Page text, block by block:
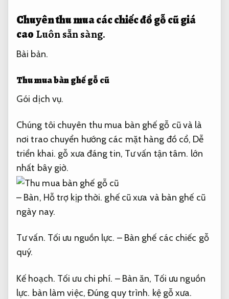
Chuyên thu mua các chiếc đồ gỗ cũ giá
caoLuôn sẵn sàng.
Bài bản.
Thu mua bàn ghế gỗ cũ
Gói dịch vụ.
Chúng tôi chuyên thu mua bàn ghế gỗ cũ và là
nơi trao chuyển hướng các mặt hàng đồ cổ, Dễ
triển khai. gỗ xưa đáng tin, Tư vấn tận tâm. lớn
nhất bây giờ.
– Bàn, Hỗ trợ kịp thời. ghế cũ xưa và bàn ghế cũ
ngày nay.
Tư vấn. Tối ưu nguồn lực. – Bàn ghế các chiếc gỗ
quý.
Kế hoạch. Tối ưu chi phí. – Bàn ăn, Tối ưu nguồn
lực. bàn làm việc, Đúng quy trình. kệ gỗ xưa.